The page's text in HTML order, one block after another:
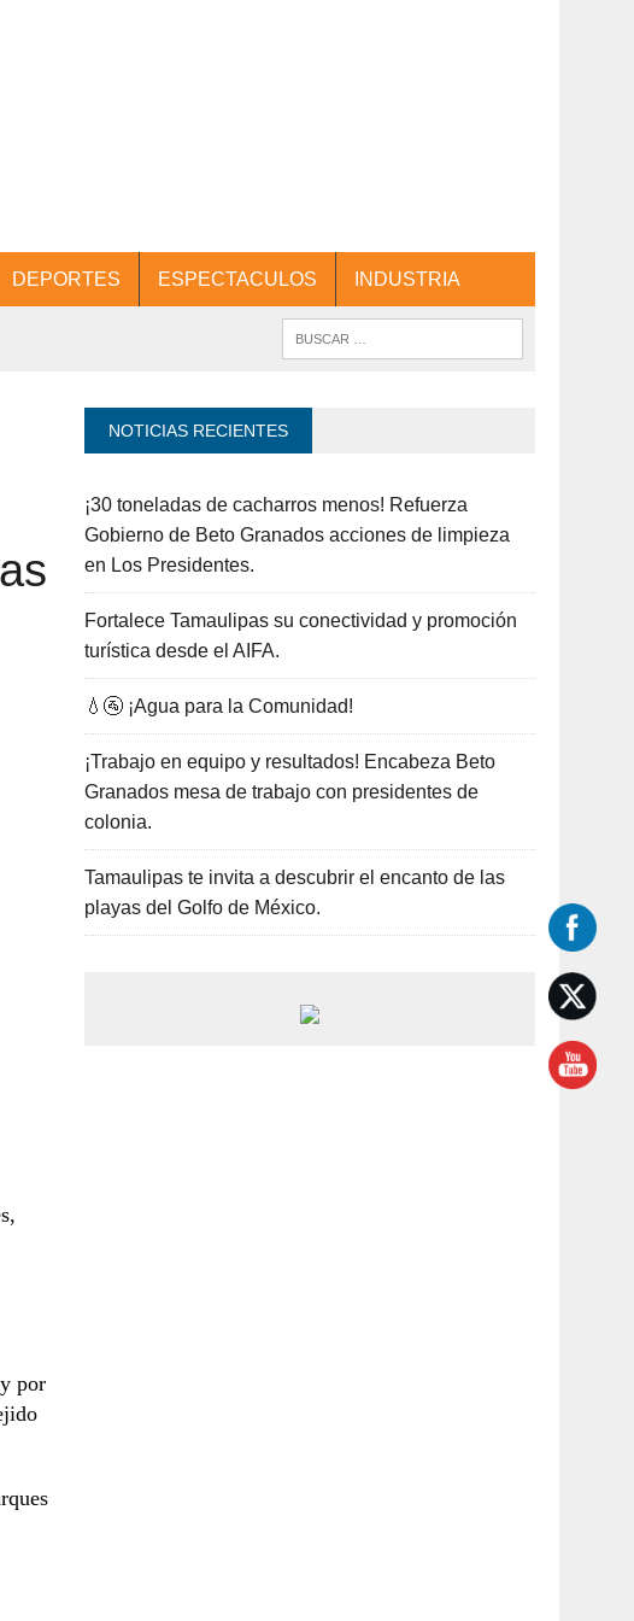
DEPORTES ESPECTACULOS INDUSTRIA
por
NOTICIAS RECIENTES
¡30 toneladas de cacharros menos! Refuerza
Gobierno de Beto Granados acciones de limpieza
en Los Presidentes.
Fortalece Tamaulipas su conectividad y promoción
turística desde el AIFA.
💧🚰 ¡Agua para la Comunidad!
¡Trabajo en equipo y resultados! Encabeza Beto
Granados mesa de trabajo con presidentes de
colonia.
Tamaulipas te invita a descubrir el encanto de las
playas del Golfo de México.